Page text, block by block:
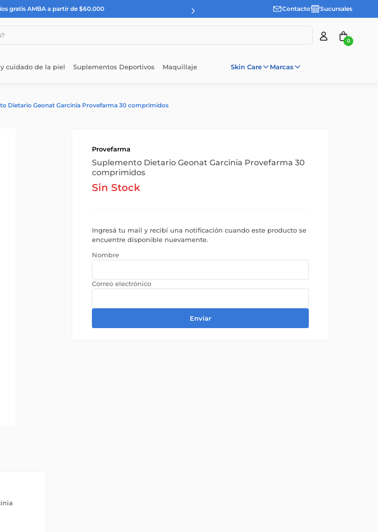
gratis AMBA a partir de $60.000 Contacto Sucursales
0
cuidado de la piel Suplementos Deportivos Maquillaje Skin Care Marcas
Dietario Geonat Garcinia Provefarma 30 comprimidos
Provefarma
Suplemento Dietario Geonat Garcinia Provefarma 30
comprimidos
Sin Stock
Ingresá tu mail y recibí una notificación cuando este producto se
encuentre disponible nuevamente.
Enviar